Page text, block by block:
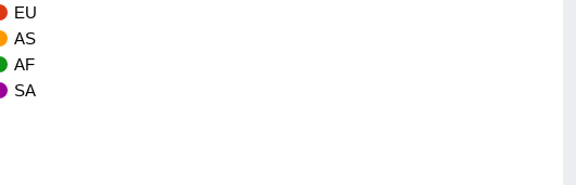
EU
AS
AF
SA